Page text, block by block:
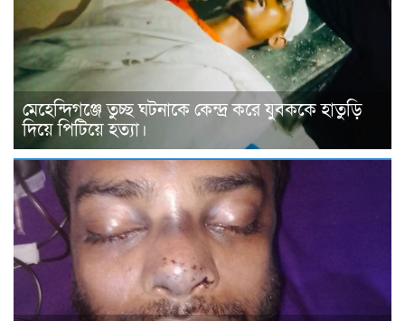
মেহেন্দিগঞ্জে তুচ্ছ ঘটনাকে কেন্দ্র করে যুবককে হাতুড়ি
দিয়ে পিটিয়ে হত্যা।